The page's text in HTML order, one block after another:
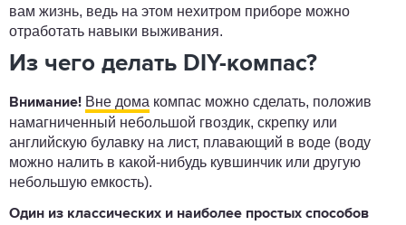
вам жизнь, ведь на этом нехитром приборе можно
отработать навыки выживания.
Из чего делать DIY-компас?
Внимание! Вне дома компас можно сделать, положив
намагниченный небольшой гвоздик, скрепку или
английскую булавку на лист, плавающий в воде (воду
можно налить в какой-нибудь кувшинчик или другую
небольшую емкость).
Один из классических и наиболее простых способов